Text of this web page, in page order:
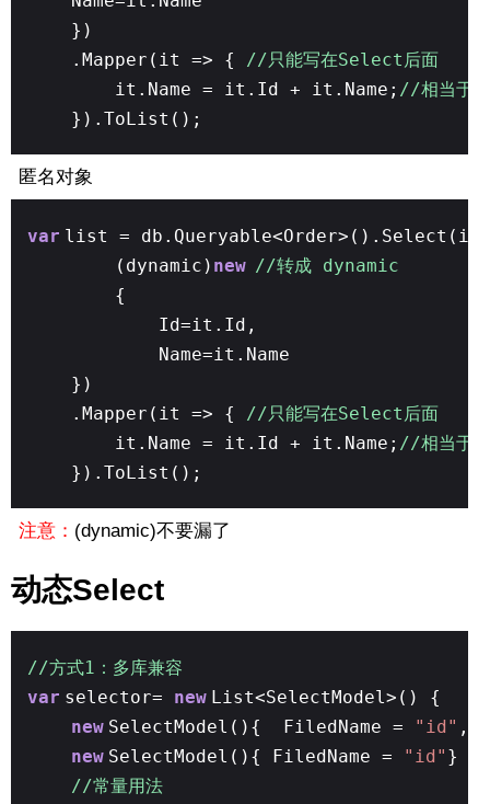
})
.Mapper(it => { //只能写在Select后面
it.Name = it.Id + it.Name; //相当于
}).ToList();
匿名对象
var list =
(dynamic) new //转成 dynamic
{
Id=it.Id,
Name=it.Name
})
.Mapper(it => { //只能写在Select后面
it.Name = it.Id + it.Name; //相当于
}).ToList();
注意： (dynamic)不要漏了
动态Select
//方式1：多库兼容
var selector= new List<SelectModel>() {
new SelectModel(){ FiledName = "id"
new SelectModel(){ FiledName = "id" }
//常量用法